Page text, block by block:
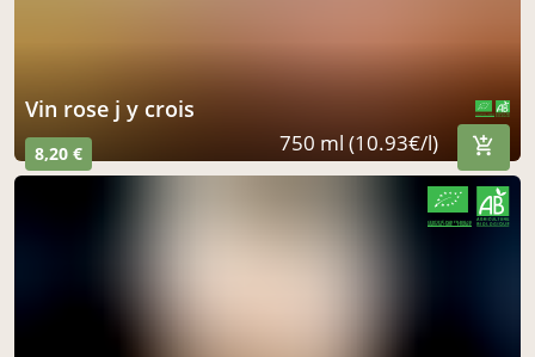
vin rose j y crois
8,20 € 750 ml (10.93€/l)
CERTIFIÉ PAR FR-BIO-10
AGRICULTURE FRANCE